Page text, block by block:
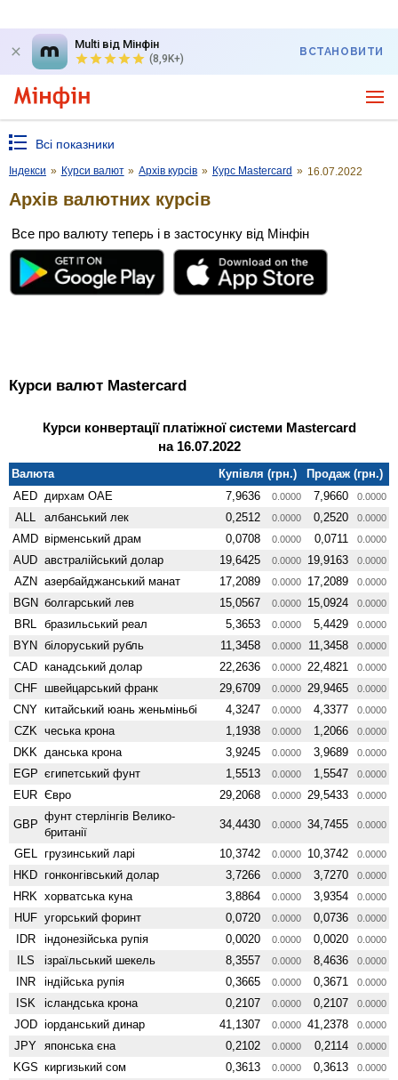
Multi від Мінфін
(8,9K+)
ВСТАНОВИТИ
Всі показники
Індекси » Курси валют » Архів курсів » Курс Mastercard » 16.07.2022
Архів валютних курсів
Все про валюту теперь і в застосунку від Мінфін
Курси валют Mastercard
Курси конвертації платіжної системи Mastercard
на 16.07.2022
Валюта Купівля (грн.)
Продаж (грн.)
AED дирхам ОАЕ 7,9636 0.0000 7,9660 0.0000
ALL албанський лек 0,2512 0.0000 0,2520 0.0000
AMD вiрменський драм 0,0708 0.0000 0,0711 0.0000
AUD австралійський долар 19,6425 0.0000 19,9163 0.0000
AZN азербайджанський манат 17,2089 0.0000 17,2089 0.0000
BGN болгарський лев 15,0567 0.0000 15,0924 0.0000
BRL бразильський реал 5,3653 0.0000 5,4429 0.0000
BYN білоруський рубль 11,3458 0.0000 11,3458 0.0000
CAD канадський долар 22,2636 0.0000 22,4821 0.0000
CHF швейцарський франк 29,6709 0.0000 29,9465 0.0000
CNY китайський юань женьмiньбi 4,3247 0.0000 4,3377 0.0000
CZK чеська крона 1,1938 0.0000 1,2066 0.0000
DKK данська крона 3,9245 0.0000 3,9689 0.0000
EGP єгипетський фунт 1,5513 0.0000 1,5547 0.0000
EUR Євро 29,2068 0.0000 29,5433 0.0000
GBP
фунт стерлінгів Велико­
британії
34,4430 0.0000 34,7455 0.0000
GEL грузинський ларі 10,3742 0.0000 10,3742 0.0000
HKD гонконгівський долар 3,7266 0.0000 3,7270 0.0000
HRK хорватська куна 3,8864 0.0000 3,9354 0.0000
HUF угорський форинт 0,0720 0.0000 0,0736 0.0000
IDR індонезійська рупія 0,0020 0.0000 0,0020 0.0000
ILS ізраїльський шекель 8,3557 0.0000 8,4636 0.0000
INR індійська рупія 0,3665 0.0000 0,3671 0.0000
ISK ісландська крона 0,2107 0.0000 0,2107 0.0000
JOD іорданський динар 41,1307 0.0000 41,2378 0.0000
JPY японська єна 0,2102 0.0000 0,2114 0.0000
KGS киргизький сом 0,3613 0.0000 0,3613 0.0000